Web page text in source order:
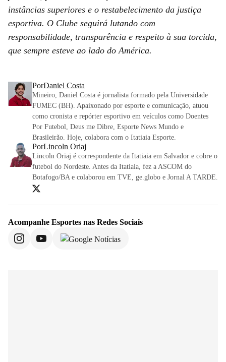
instâncias superiores e o restabelecimento da justiça
esportiva. O Clube seguirá lutando com
responsabilidade, transparência e respeito à sua torcida,
que sempre esteve ao lado do América.
PorDaniel Costa
Mineiro, Daniel Costa é jornalista formado pela Universidade
FUMEC (BH). Apaixonado por esporte e comunicação, atuou
como cronista e repórter esportivo em veículos como Doentes
Por Futebol, Deus me Dibre, Esporte News Mundo e
Brasileirão. Hoje, colabora com o Itatiaia Esporte.
PorLincoln Oriaj
Lincoln Oriaj é correspondente da Itatiaia em Salvador e cobre o
futebol do Nordeste. Antes da Itatiaia, fez a ASCOM do
Botafogo/BA e colaborou em TVE, ge.globo e Jornal A TARDE.
Acompanhe Esportes nas Redes Sociais